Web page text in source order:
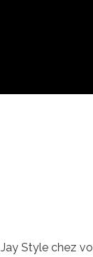
Style chez